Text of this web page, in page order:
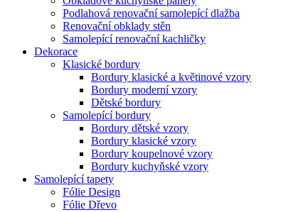
Podlahová renovační samolepící dlažba
Renovační obklady stěn
Samolepící renovační kachličky
Dekorace
Klasické bordury
Bordury klasické a květinové vzory
Bordury moderní vzory
Dětské bordury
Samolepící bordury
Bordury dětské vzory
Bordury klasické vzory
Bordury koupelnové vzory
Bordury kuchyňské vzory
Samolepící tapety
Fólie Design
Fólie Dřevo